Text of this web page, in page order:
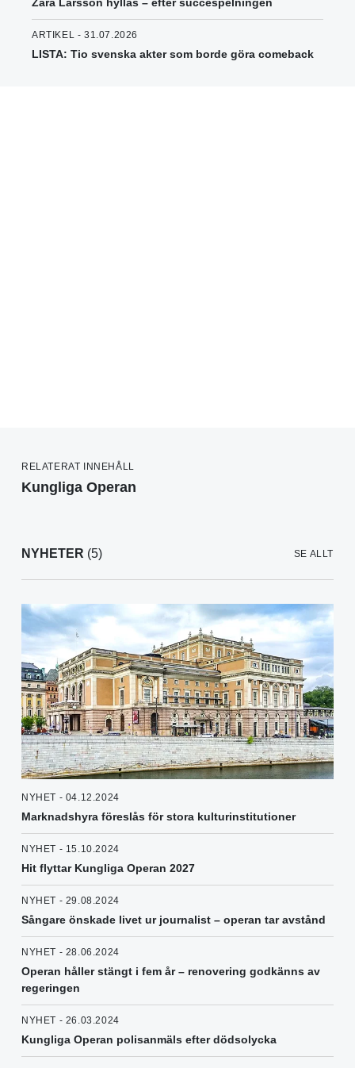
Zara Larsson hyllas – efter succéspelningen
ARTIKEL - 31.07.2026
LISTA: Tio svenska akter som borde göra comeback
RELATERAT INNEHÅLL
Kungliga Operan
NYHETER (5) SE ALLT
NYHET - 04.12.2024
Marknadshyra föreslås för stora kulturinstitutioner
NYHET - 15.10.2024
Hit flyttar Kungliga Operan 2027
NYHET - 29.08.2024
Sångare önskade livet ur journalist – operan tar avstånd
NYHET - 28.06.2024
Operan håller stängt i fem år – renovering godkänns av
regeringen
NYHET - 26.03.2024
Kungliga Operan polisanmäls efter dödsolycka